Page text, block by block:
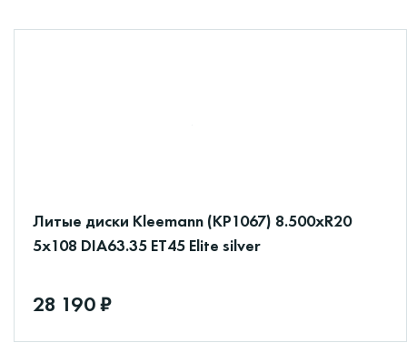
Литые диски Kleemann (КР1067) 8.500xR20
5x108 DIA63.35 ET45 Elite silver
28 190 ₽